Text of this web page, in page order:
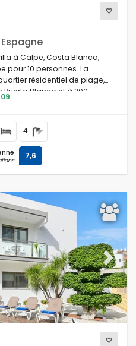
à Calpe, Costa Blanca,
pour 10 personnes. La
résidentiel de plage,
Blanco et à 200
4
7,6
Next